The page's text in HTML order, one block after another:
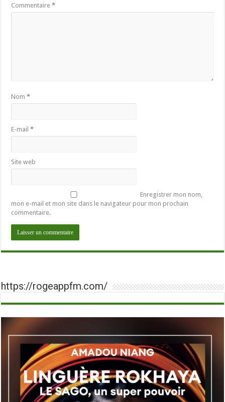
Commentaire*
Nom*
E-mail*
Site web
Enregistrer mon nom,
mon e-mail et mon site dans le navigateur pour mon prochain
commentaire.
https://rogeappfm.com/